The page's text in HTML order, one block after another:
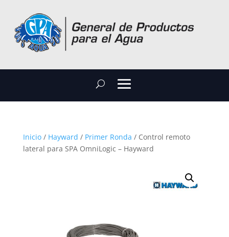
Inicio/ Hayward / Primer Ronda / Control remoto
lateral para SPA OmniLogic – Hayward